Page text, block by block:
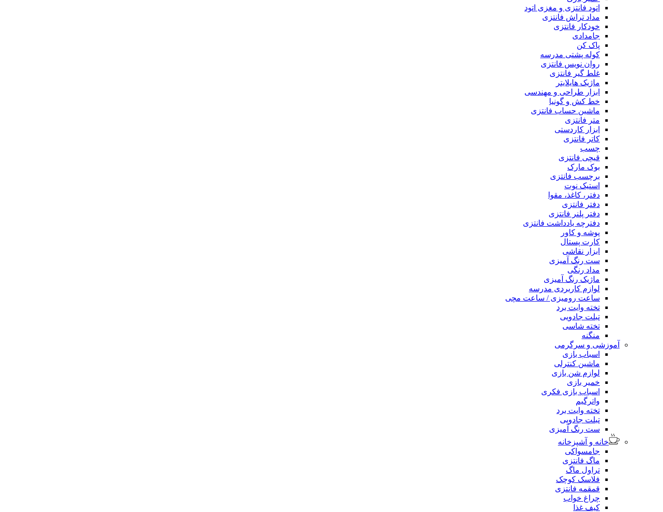
اتود فانتزی و مغزی اتود
مداد تراش فانتزی
خودکار فانتزی
جامدادی
پاک کن
کوله پشتی مدرسه
روان نویس فانتزی
غلط گیر فانتزی
ماژیک هایلایتر
ابزار طراحی و مهندسی
خط کش و گونیا
ماشین حساب فانتزی
متر فانتزی
ابزار کاردستی
کاتر فانتزی
چسب
قیچی فانتزی
بوک مارک
برچسب فانتزی
استیک نوت
دفتر، کاغذ، مقوا
دفتر فانتزی
دفتر پلنر فانتزی
دفترچه یادداشت فانتزی
پوشه و کاور
کارت پستال
ابزار نقاشی
ست رنگ آمیزی
مداد رنگی
ماژیک رنگ آمیزی
لوازم کاربردی مدرسه
ساعت رومیزی / ساعت مچی
تخته وایت برد
تبلت جادویی
تخته شاسی
منگنه
آموزشی و سرگرمی
اسباب بازی
ماشین کنترلی
لوازم شن بازی
خمیر بازی
اسباب بازی فکری
واترگیم
تخته وایت برد
تبلت جادویی
ست رنگ آمیزی
خانه و آشپزخانه
جامسواکی
ماگ فانتزی
تراول ماگ
فلاسک کوچک
قمقمه فانتزی
چراغ خواب
کیف غذا